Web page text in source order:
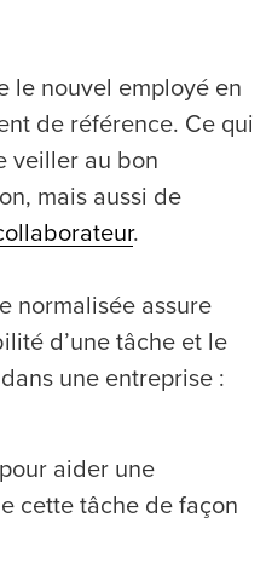
le nouvel employé en
de référence. Ce qui
veiller au bon
mais aussi de
.
normalisée assure
d’une tâche et le
une entreprise :
aider une
cette tâche de façon